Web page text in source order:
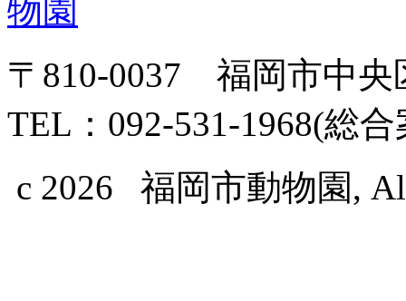
〒810-0037 福岡市中央
TEL：092-531-1968(総
c 2026 福岡市動物園,